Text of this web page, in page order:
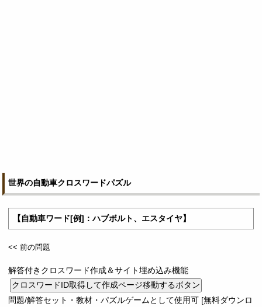
世界の自動車クロスワードパズル
【自動車ワード[例]：ハブボルト、エスタイヤ】
<< 前の問題
解答付きクロスワード作成＆サイト埋め込み機能
問題/解答セット・教材・パズルゲームとして使用可 [無料ダウンロ